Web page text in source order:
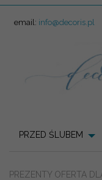
email: info@decoris.pl
PRZED ŚLUBEM
PREZENTY OFERTA